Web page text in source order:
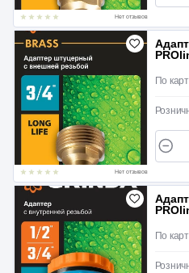
Нет отзывов
Нет отзывов
По
По